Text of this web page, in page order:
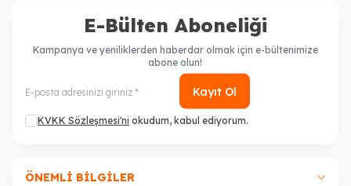
E-Bülten Aboneliği
Kampanya ve yeniliklerden haberdar olmak için e-bültenimize
abone olun!
Kayıt Ol
KVKK Sözleşmesi'ni okudum, kabul ediyorum.
ÖNEMLI BILGILER